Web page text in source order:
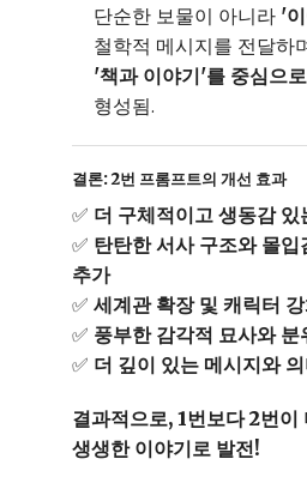
단순한 보물이 아니라 '
철학적 메시지를 전달하
'책과 이야기'를 중심으
형성됨.
결론: 2번 프롬프트의 개선 효과
✅ 더 구체적이고 생동감 있
✅ 탄탄한 서사 구조와 몰
추가
✅ 세계관 확장 및 캐릭터
✅ 풍부한 감각적 묘사와 분
✅ 더 깊이 있는 메시지와
결과적으로, 1번보다 2번이
생생한 이야기로 발전!